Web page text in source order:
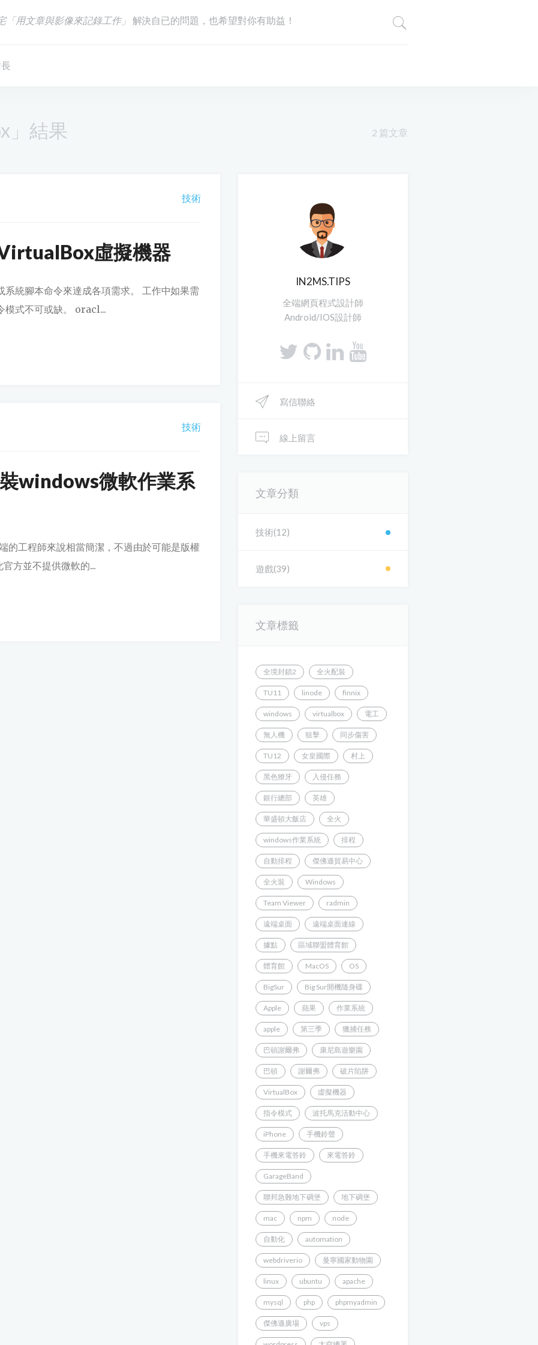
「用文章與影像來記錄工作」 解決自已的問題，也希望對你有助益！
」結果 2 篇文章
技術
虛擬機器
系統腳本命令來達成各項需求。 工作中如果需
模式不可或缺。 oracl...
技術
windows微軟作業系
工程師來說相當簡潔，不過由於可能是版權
方並不提供微軟的...
IN2MS.TIPS
全端網頁程式設計師
Android/IOS設計師
寫信聯絡
線上留言
文章分類
技術(12)
遊戲(39)
文章標籤
全境封鎖2 全火配裝
TU11 linode finnix
windows virtualbox 電工
無人機 狙擊 同步傷害
TU12 女皇國際 村上
黑色獠牙 入侵任務
銀行總部 英雄
華盛頓大飯店 全火
windows作業系統 排程
自動排程 傑佛遜貿易中心
全火裝 Windows
Team Viewer radmin
遠端桌面 遠端桌面連線
據點 區域聯盟體育館
體育館 MacOS OS
BigSur Big Sur開機隨身碟
Apple 蘋果 作業系統
apple 第三季 獵捕任務
巴頓謝爾弗 康尼島遊樂園
巴頓 謝爾弗 破片陷阱
VirtualBox 虛擬機器
指令模式 波托馬克活動中心
iPhone 手機鈴聲
手機來電答鈴 來電答鈴
GarageBand
聯邦急難地下碉堡 地下碉堡
mac npm node
自動化 automation
webdriverio 曼寧國家動物園
linux ubuntu apache
mysql php phpmyadmin
傑佛遜廣場 vps